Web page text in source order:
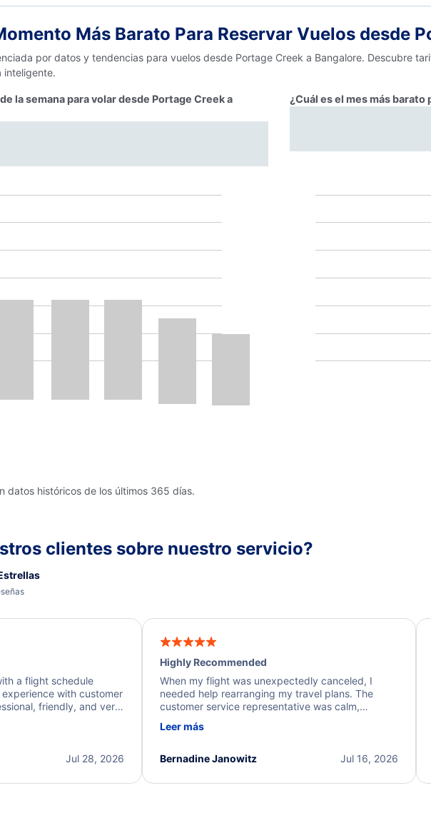
Más Barato Para Reservar Vuelos desde
por datos y tendencias para vuelos desde Portage Creek a Bangalore. Descubre
inteligente.
la semana para volar desde Portage Creek a
¿Cuál es el mes más
datos históricos de los últimos 365 días.
clientes sobre nuestro servicio?
a flight schedule
with customer
friendly, and very
of the next steps.
Jul 28, 2026
Highly Recommended
When my flight was unexpectedly canceled, I
needed help rearranging my travel plans. The
customer service representative was calm,
process. They quickly found alternative flight
I truly appreciate the excellent support and
Leer más
Jul 16, 2026
Bernadine Janowitz